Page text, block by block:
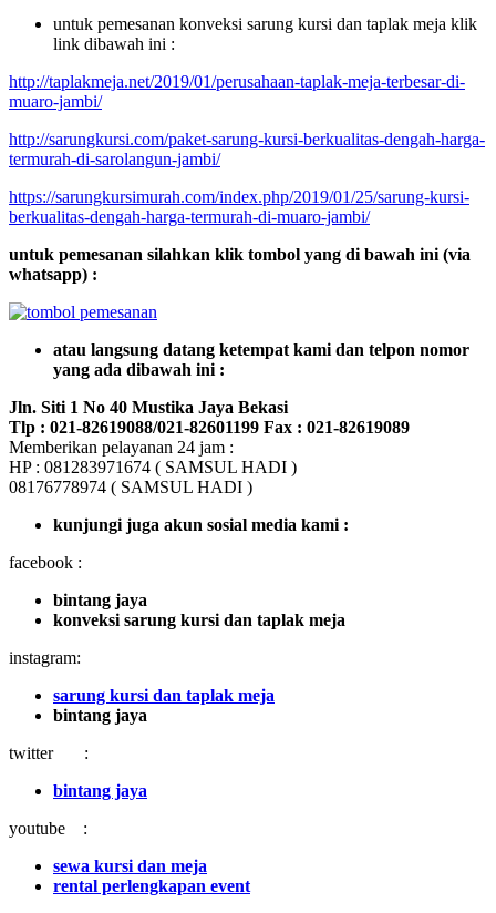
untuk pemesanan konveksi sarung kursi dan taplak meja klik
link dibawah ini :
http://taplakmeja.net/2019/01/perusahaan-taplak-meja-terbesar-di-
muaro-jambi/
http://sarungkursi.com/paket-sarung-kursi-berkualitas-dengah-harga-
termurah-di-sarolangun-jambi/
https://sarungkursimurah.com/index.php/2019/01/25/sarung-kursi-
berkualitas-dengah-harga-termurah-di-muaro-jambi/
untuk pemesanan silahkan klik tombol yang di bawah ini (via
whatsapp) :
atau langsung datang ketempat kami dan telpon nomor
yang ada dibawah ini :
Jln. Siti 1 No 40 Mustika Jaya Bekasi
Tlp : 021-82619088/021-82601199 Fax : 021-82619089
Memberikan pelayanan 24 jam :
HP : 081283971674 ( SAMSUL HADI )
08176778974 ( SAMSUL HADI )
kunjungi juga akun sosial media kami :
facebook :
bintang jaya
konveksi sarung kursi dan taplak meja
instagram:
sarung kursi dan taplak meja
bintang jaya
twitter :
bintang jaya
youtube :
sewa kursi dan meja
rental perlengkapan event